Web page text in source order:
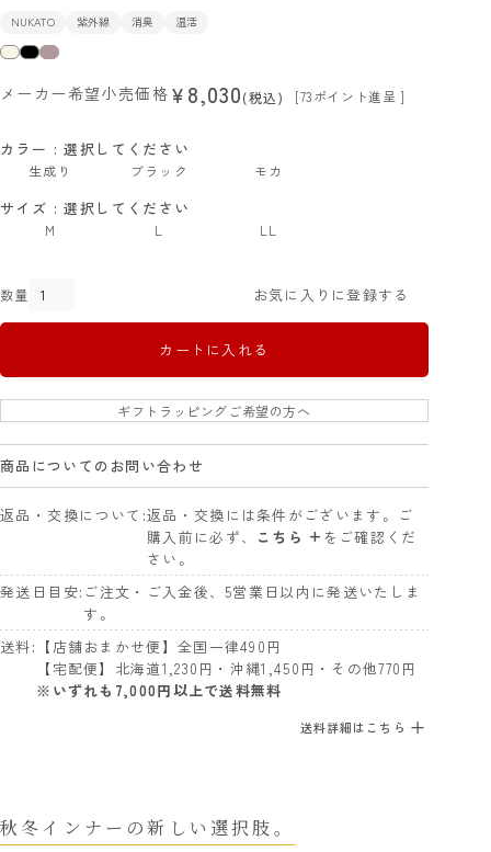
NUKATO 紫外線 消臭 温活
メーカー希望小売価格 ¥8,030 税込 [73ポイント進呈 ]
サイズ 選択してください
M L LL
カラー 選択してください
生成り ブラック モカ
お気に入りに登録する
カートに入れる
ギフトラッピングご希望の方へ
商品についてのお問い合わせ
返品・交換について 返品・交換には条件がございます。ご
購入前に必ず、 こちら + をご確認くだ
さい。
発送日目安 ご注文・ご入金後、5営業日以内に発送いたしま
す。
送料
【店舗おまかせ便】全国一律490円
【宅配便】北海道1,230円・沖縄1,450円・その他770円
※いずれも7,000円以上で送料無料
送料詳細はこちら
秋冬インナーの新しい選択肢。